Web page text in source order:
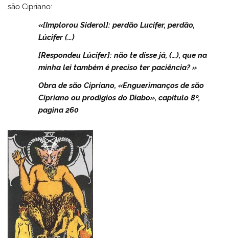
são Cipriano:
«[Implorou Siderol]: perdão Lucifer, perdão,
Lúcifer (…)
[Respondeu Lúcifer]: não te disse já, (…), que na
minha lei também é preciso ter paciência? »
Obra de são Cipriano, «Enguerimanços de são
Cipriano ou prodígios do Diabo», capitulo 8º,
pagina 260